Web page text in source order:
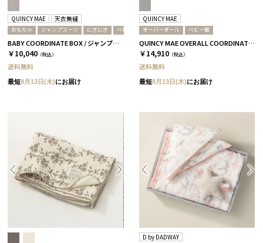
QUINCY MAE 天衣無縫
おもちゃ ジャンプスーツ にぎにぎ ベビー服
BABY COORDINATE BOX / ジャンプスーツ＋にぎにぎ / グレー
￥10,040 （税込）
送料無料
最短8月13日(木)にお届け
QUINCY MAE
オーバーオール ベビー服
QUINCY MAE OVERALL COORDINATE BOX /オーバーオール＋Tシャツ/ ライトグレー［クインシーメイ］
￥14,910 （税込）
送料無料
最短8月13日(木)にお届け
D by DADWAY